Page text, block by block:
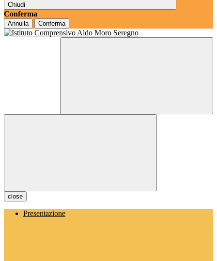
Chiudi
Conferma
Annulla Conferma
close
Presentazione